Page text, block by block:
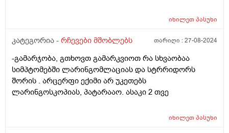
ვერც ის. ძალიან განვიცდი, მასთან გატარებული დრო
გაუგონარია. არ ვიცი ასე რომ ვარ განწყობილი
როგორ მოვიქცე მირჩიეთ.
იხილეთპასუხი
კატეგორია - რჩევები მშობლებს თარიღი :27-08-2024
-გამარჯობა, გთხოვთ გამარკვიოთ რა სხვაობაა
სიმპტომებში ლარინგომლაციას და სტრრიდორს
შორის . არცერფი ექიმი არ უკეთებს
ლარინგოსკოპიას, პატარააო. ასაკი 2 თვე
იხილეთპასუხი